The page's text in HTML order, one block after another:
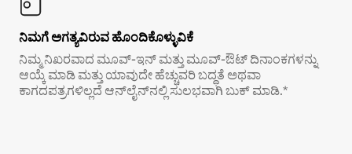
ನಿಮಗೆ ಅಗತ್ಯವಿರುವ ಹೊಂದಿಕೊಳ್ಳುವಿಕೆ
ನಿಮ್ಮ ನಿಖರವಾದ ಮೂವ್-ಇನ್ ಮತ್ತು ಮೂವ್-ಔಟ್ ದಿನಾಂಕಗಳನ್ನು
ಆಯ್ಕೆ ಮಾಡಿ ಮತ್ತು ಯಾವುದೇ ಹೆಚ್ಚುವರಿ ಬದ್ಧತೆ ಅಥವಾ
ಕಾಗದಪತ್ರಗಳಿಲ್ಲದೆ ಆನ್‌ಲೈನ್‌ನಲ್ಲಿ ಸುಲಭವಾಗಿ ಬುಕ್ ಮಾಡಿ.*